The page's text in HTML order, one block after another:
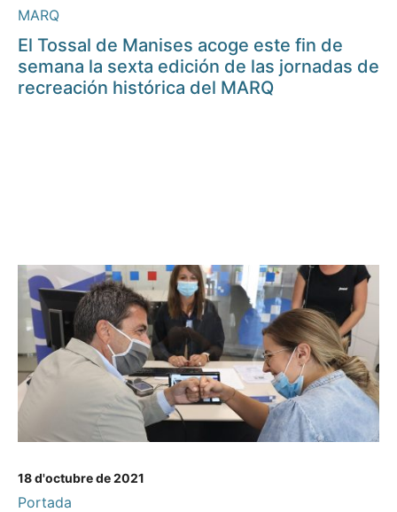
MARQ
El Tossal de Manises acoge este fin de
semana la sexta edición de las jornadas de
recreación histórica del MARQ
18 d'octubre de 2021
Portada